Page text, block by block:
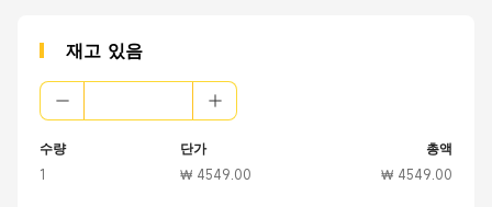
공장 자동화 및 필드버스 모듈
재고 있음
수량
1
단가
₩ 4549.00
총액
₩ 4549.00